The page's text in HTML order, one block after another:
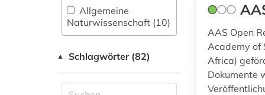
Allgemeine
Naturwissenschaft (10)
fachübergreifende
Allgemeine und
▲ Schlagwörter (82)
AAS Open
Academy of
Africa)
Dokumente